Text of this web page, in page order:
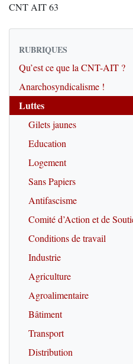
CNT AIT 63
RUBRIQUES
Qu’est ce que la CNT-AIT ?
Anarchosyndicalisme !
Luttes
Gilets jaunes
Education
Logement
Sans Papiers
Antifascisme
Comité d’Action et de
Conditions de travail
Industrie
Agriculture
Agroalimentaire
Bâtiment
Transport
Distribution